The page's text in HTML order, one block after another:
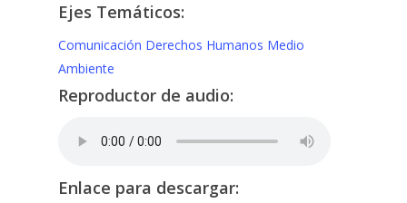
Ejes Temáticos:
Comunicación Derechos Humanos Medio
Ambiente
Reproductor de audio:
Enlace para descargar: